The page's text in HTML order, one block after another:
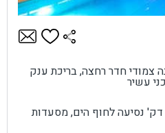
ו-7 חדרי שינה צמודי חדר רחצה, בריכת ענק
מתחם פרטי במרחק של 7 דק' נסיעה לחוף הים, מסעדות